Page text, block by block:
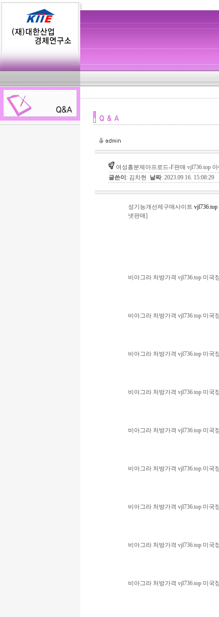
여성흥분제아프로드-F판매 vjl736.top
글쓴이 : 김차현 날짜: 2023.09.16. 15:08:29
성기능개선제구매사이트 vjl736.top
넷판매]
비아그라 처방가격 vjl736.top 미국
비아그라 처방가격 vjl736.top 미국
비아그라 처방가격 vjl736.top 미국
비아그라 처방가격 vjl736.top 미국
비아그라 처방가격 vjl736.top 미국
비아그라 처방가격 vjl736.top 미국
비아그라 처방가격 vjl736.top 미국
비아그라 처방가격 vjl736.top 미국
비아그라 처방가격 vjl736.top 미국